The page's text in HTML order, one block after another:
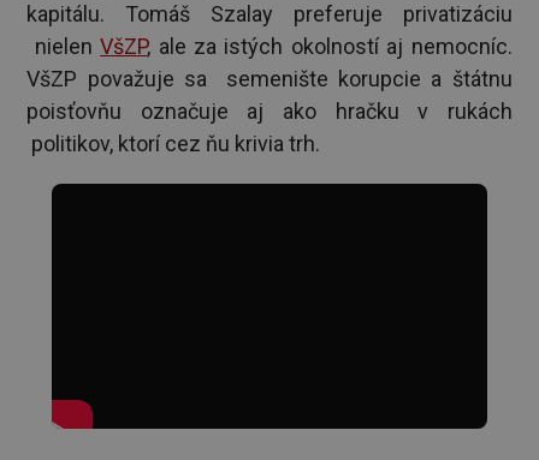
kapitálu. Tomáš Szalay preferuje privatizáciu
nielenVšZP, ale za istých okolností aj nemocníc.
VšZP považuje sa semenište korupcie a štátnu
poisťovňu označuje aj ako hračku v rukách
politikov, ktorí cez ňu krivia trh.